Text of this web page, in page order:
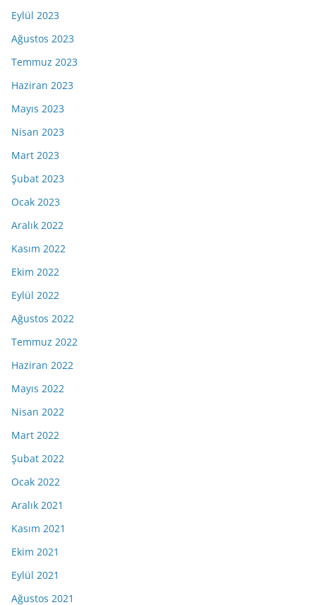
Eylül 2023
Ağustos 2023
Temmuz 2023
Haziran 2023
Mayıs 2023
Nisan 2023
Mart 2023
Şubat 2023
Ocak 2023
Aralık 2022
Kasım 2022
Ekim 2022
Eylül 2022
Ağustos 2022
Temmuz 2022
Haziran 2022
Mayıs 2022
Nisan 2022
Mart 2022
Şubat 2022
Ocak 2022
Aralık 2021
Kasım 2021
Ekim 2021
Eylül 2021
Ağustos 2021